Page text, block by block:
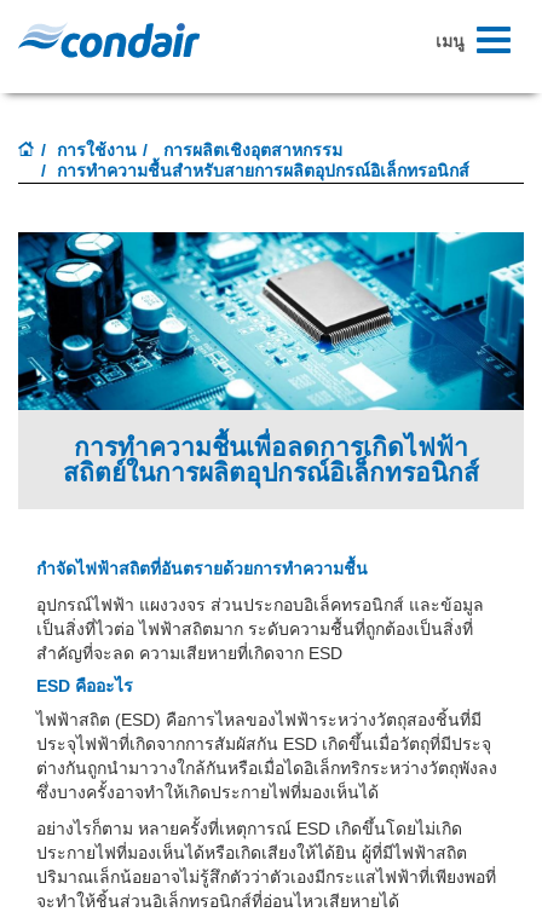
สลับ
เมนู
การใช้งาน
การผลิตเชิงอุตสาหกรรม
การทำความชื้นสำหรับสายการผลิตอุปกรณ์อิเล็กทรอนิกส์
การทำความชื้นเพื่อลดการเกิดไฟฟ้า
สถิตย์ในการผลิตอุปกรณ์อิเล็กทรอนิกส์
กำจัดไฟฟ้าสถิตที่อันตรายด้วยการทำความชื้น
อุปกรณ์ไฟฟ้า แผงวงจร ส่วนประกอบอิเล็คทรอนิกส์ และข้อมูล
เป็นสิ่งที่ไวต่อ ไฟฟ้าสถิตมาก ระดับความชื้นที่ถูกต้องเป็นสิ่งที่
สำคัญที่จะลด ความเสียหายที่เกิดจาก ESD
ESD คืออะไร
ไฟฟ้าสถิต (ESD) คือการไหลของไฟฟ้าระหว่างวัตถุสองชิ้นที่มี
ประจุไฟฟ้าที่เกิดจากการสัมผัสกัน ESD เกิดขึ้นเมื่อวัตถุที่มีประจุ
ต่างกันถูกนำมาวางใกล้กันหรือเมื่อไดอิเล็กทริกระหว่างวัตถุพังลง
ซึ่งบางครั้งอาจทำให้เกิดประกายไฟที่มองเห็นได้
อย่างไรก็ตาม หลายครั้งที่เหตุการณ์ ESD เกิดขึ้นโดยไม่เกิด
ประกายไฟที่มองเห็นได้หรือเกิดเสียงให้ได้ยิน ผู้ที่มีไฟฟ้าสถิต
ปริมาณเล็กน้อยอาจไม่รู้สึกตัวว่าตัวเองมีกระแสไฟฟ้าที่เพียงพอที่
จะทำให้ชิ้นส่วนอิเล็กทรอนิกส์ที่อ่อนไหวเสียหายได้